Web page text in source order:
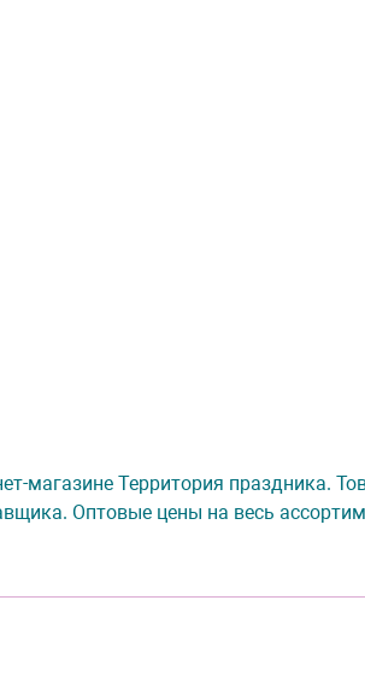
магазине Территория праздника.
Оптовые цены на весь